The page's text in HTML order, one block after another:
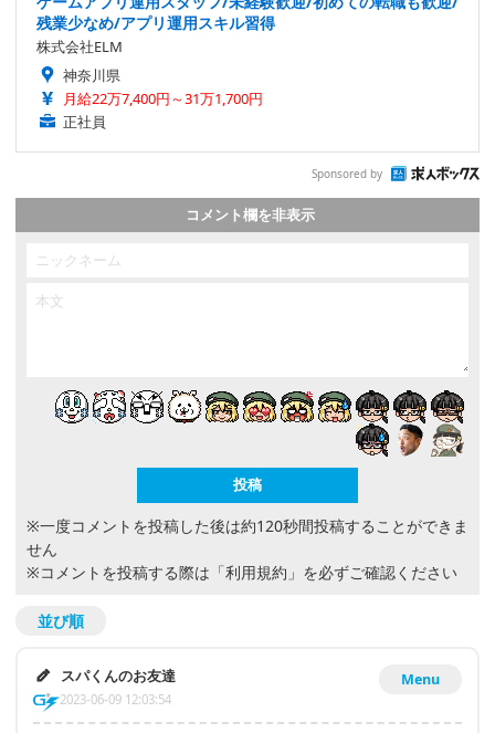
残業少なめ/アプリ運用スキル習得
株式会社ELM
神奈川県
月給22万7,400円～31万1,700円
正社員
Sponsored by
コメント欄を非表示
※一度コメントを投稿した後は約120秒間投稿することができま
せん
※コメントを投稿する際は 「利用規約」 を必ずご確認ください
並び順
Menu
スパくんのお友達
2023-06-09 12:03:54